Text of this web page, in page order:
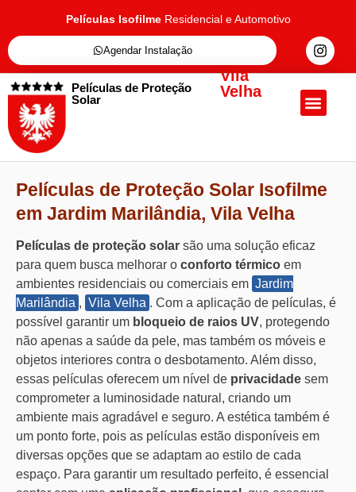
Películas Isofilme Residencial e Automotivo
Agendar Instalação
Películas de Proteção
Solar
Vila
Velha
Películas de Proteção Solar Isofilme
em Jardim Marilândia, Vila Velha
Películas de proteção solar são uma solução eficaz
para quem busca melhorar o conforto térmico em
ambientes residenciais ou comerciais em Jardim
Marilândia , Vila Velha . Com a aplicação de películas, é
possível garantir um bloqueio de raios UV, protegendo
não apenas a saúde da pele, mas também os móveis e
objetos interiores contra o desbotamento. Além disso,
essas películas oferecem um nível de privacidade sem
comprometer a luminosidade natural, criando um
ambiente mais agradável e seguro. A estética também é
um ponto forte, pois as películas estão disponíveis em
diversas opções que se adaptam ao estilo de cada
espaço. Para garantir um resultado perfeito, é essencial